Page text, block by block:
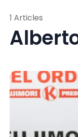
1 Articles